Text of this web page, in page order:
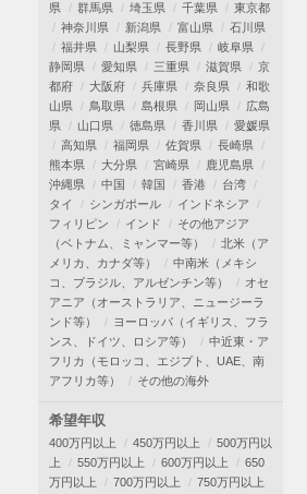
県
群馬県 埼玉県 千葉県
東京都
神奈川県
新潟県 富山県
石川県
福井県
山梨県 長野県
岐阜県
静岡県
愛知県 三重県 滋賀県
京
都府
大阪府 兵庫県 奈良県
和歌
山県
鳥取県 島根県 岡山県
広島
県
山口県 徳島県 香川県
愛媛県
高知県
福岡県 佐賀県
長崎県
熊本県
大分県 宮崎県
鹿児島県
沖縄県
中国 韓国 香港
台湾
タイ
シンガポール
インドネシア
フィリピン
インド
その他アジア
（ベトナム、ミャンマー等）
北米（ア
メリカ、カナダ等）
中南米（メキシ
コ、ブラジル、アルゼンチン等）
オセ
アニア（オーストラリア、ニュージーラ
ンド等）
ヨーロッパ（イギリス、フラ
ンス、ドイツ、ロシア等）
中近東・ア
フリカ（モロッコ、エジプト、UAE、南
アフリカ等）
その他の海外
希望年収
400万円以上 450万円以上
500万円以
上
550万円以上 600万円以上
650
万円以上
700万円以上
750万円以上